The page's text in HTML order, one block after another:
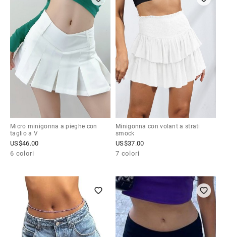
Micro minigonna a pieghe con
taglio a V
US$46.00
6 colori
Minigonna con volant a strati
smock
US$37.00
7 colori